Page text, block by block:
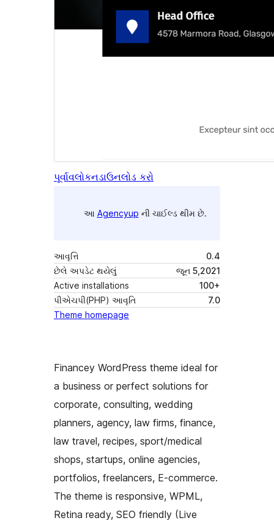
પૂર્વાવલોકનડાઉનલોડ કરો
આ Agencyup ની ચાઈલ્ડ થીમ છે.
આવૃત્તિ
0.4
છેલે અપડેટ થયેલું
જૂન 5,2021
Active installations
100+
પીએચપી(PHP) આવૃતિ
7.0
Theme homepage
Financey WordPress theme ideal for
a business or perfect solutions for
corporate, consulting, wedding
planners, agency, law firms, finance,
law travel, recipes, sport/medical
shops, startups, online agencies,
portfolios, freelancers, E-commerce.
The theme is responsive, WPML,
Retina ready, SEO friendly (Live